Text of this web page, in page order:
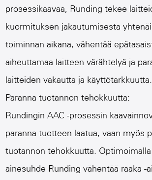
prosessikaavaa, Runding tekee
kuormituksen jakautumisesta
toiminnan aikana, vähentää
aiheuttamaa laitteen värähtelyä ja
laitteiden vakautta ja käyttötarkkuutta.
Paranna tuotannon tehokkuutta:
Rundingin AAC -prosessin
paranna tuotteen laatua, vaan myös
tuotannon tehokkuutta. Optimoimalla
ainesuhde Runding vähentää raaka -